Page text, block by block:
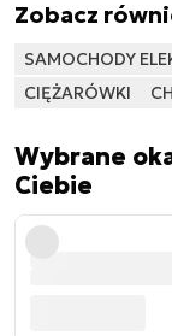
Zobacz
SAMOCHODY
CIĘŻARÓWKI
Wybrane
Ciebie